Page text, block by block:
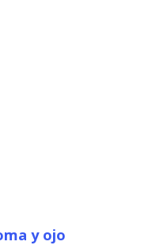
y ojo